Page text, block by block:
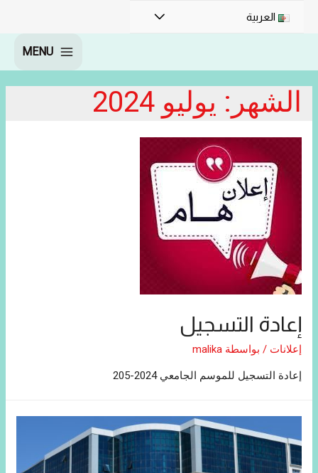
العربية القائمة
MENU
الشهر: يوليو 2024
إعادة التسجيل
إعلانات / بواسطة malika
إعادة التسجيل للموسم الجامعي 2024-205